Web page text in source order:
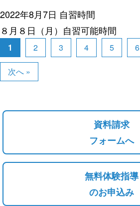
2022年8月7日 自習時間
８月８日（月）自習可能時間
1 2 3 4 5 6
次へ »
資料請求
フォームへ
無料体験指導
のお申込み